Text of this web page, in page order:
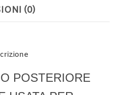
(0)
POSTERIORE